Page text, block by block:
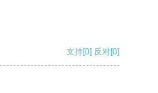
支持[0] 反对[0]